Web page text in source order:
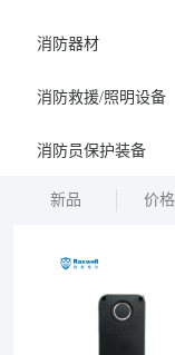
消防器材
消防救援/照明设备
消防员保护装备
新品 价格